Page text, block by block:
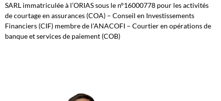
SARL immatriculée à l’ORIAS sous le n°16000778 pour les activités
de courtage en assurances (COA) – Conseil en Investissements
Financiers (CIF) membre de l’ANACOFI – Courtier en opérations de
banque et services de paiement (COB)​